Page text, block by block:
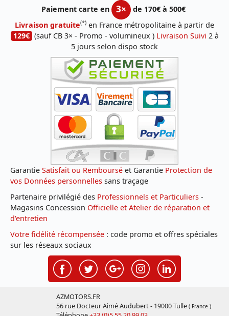
Paiement carte en
3×
de 170€ à 500€
Livraison gratuite(*) en France métropolitaine à partir de
129€ (sauf CB 3× - Promo - volumineux ) Livraison Suivi 2 à
5 jours selon dispo stock
Garantie Satisfait ou Remboursé et Garantie Protection de
vos Données personnelles sans traçage
Partenaire privilégié des Professionnels et Particuliers -
Magasins Concession Officielle et Atelier de réparation et
d'entretien
Votre fidélité récompensée : code promo et offres spéciales
sur les réseaux sociaux
AZMOTORS.FR
56 rue Docteur Aimé Audubert - 19000 Tulle ( France )